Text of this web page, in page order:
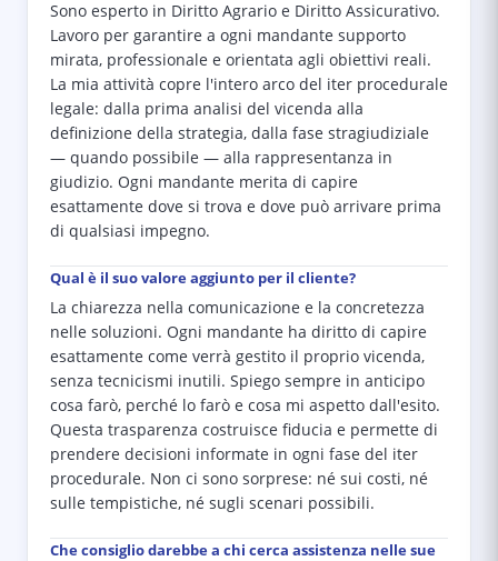
Sono esperto in Diritto Agrario e Diritto Assicurativo.
Lavoro per garantire a ogni mandante supporto
mirata, professionale e orientata agli obiettivi reali.
La mia attività copre l'intero arco del iter procedurale
legale: dalla prima analisi del vicenda alla
definizione della strategia, dalla fase stragiudiziale
— quando possibile — alla rappresentanza in
giudizio. Ogni mandante merita di capire
esattamente dove si trova e dove può arrivare prima
di qualsiasi impegno.
Qual è il suo valore aggiunto per il cliente?
La chiarezza nella comunicazione e la concretezza
nelle soluzioni. Ogni mandante ha diritto di capire
esattamente come verrà gestito il proprio vicenda,
senza tecnicismi inutili. Spiego sempre in anticipo
cosa farò, perché lo farò e cosa mi aspetto dall'esito.
Questa trasparenza costruisce fiducia e permette di
prendere decisioni informate in ogni fase del iter
procedurale. Non ci sono sorprese: né sui costi, né
sulle tempistiche, né sugli scenari possibili.
Che consiglio darebbe a chi cerca assistenza nelle sue